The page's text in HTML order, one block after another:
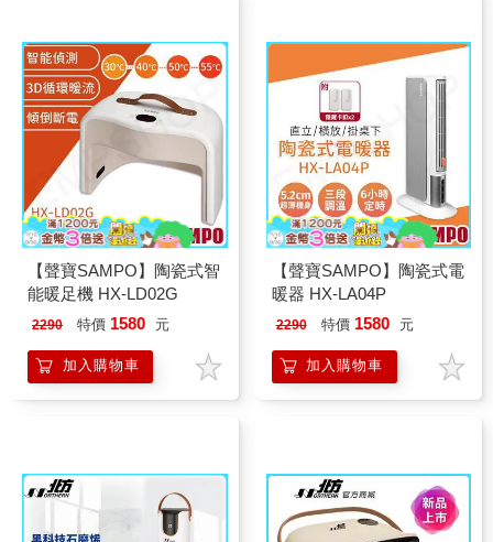
【聲寶SAMPO】陶瓷式智
能暖足機 HX-LD02G
2290 特價 1580 元
加入購物車
【聲寶SAMPO】陶瓷式電
暖器 HX-LA04P
2290 特價 1580 元
加入購物車